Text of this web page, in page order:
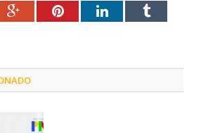
Google+PinterestLinkedInTumblr